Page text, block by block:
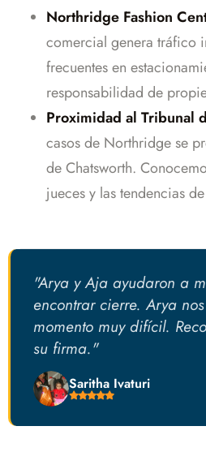
Northridge Fashion
comercial genera tráfico
frecuentes en
responsabilidad de
Proximidad al Tribunal
casos de Northridge se
de Chatsworth.
jueces y las tendencias
"Arya y Aja ayudaron a
encontrar cierre. Arya
momento muy difícil.
su firma."
Saritha Ivaturi